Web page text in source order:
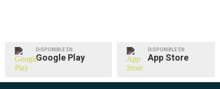
DISPONIBLE EN
Google Play
DISPONIBLE EN
App Store